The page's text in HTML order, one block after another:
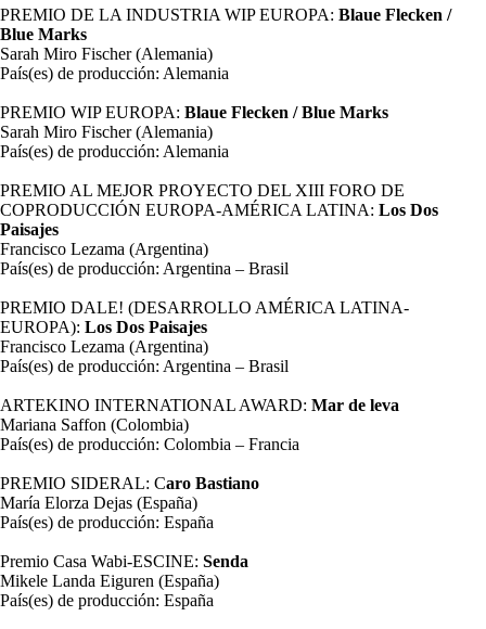
PREMIO DE LA INDUSTRIA WIP EUROPA: Blaue Flecken /
Blue Marks
Sarah Miro Fischer (Alemania)
País(es) de producción: Alemania
PREMIO WIP EUROPA: Blaue Flecken / Blue Marks
Sarah Miro Fischer (Alemania)
País(es) de producción: Alemania
PREMIO AL MEJOR PROYECTO DEL XIII FORO DE
COPRODUCCIÓN EUROPA-AMÉRICA LATINA: Los Dos
Paisajes
Francisco Lezama (Argentina)
País(es) de producción: Argentina – Brasil
PREMIO DALE! (DESARROLLO AMÉRICA LATINA-
EUROPA): Los Dos Paisajes
Francisco Lezama (Argentina)
País(es) de producción: Argentina – Brasil
ARTEKINO INTERNATIONAL AWARD: Mar de leva
Mariana Saffon (Colombia)
País(es) de producción: Colombia – Francia
PREMIO SIDERAL: Caro Bastiano
María Elorza Dejas (España)
País(es) de producción: España
Premio Casa Wabi-ESCINE: Senda
Mikele Landa Eiguren (España)
País(es) de producción: España